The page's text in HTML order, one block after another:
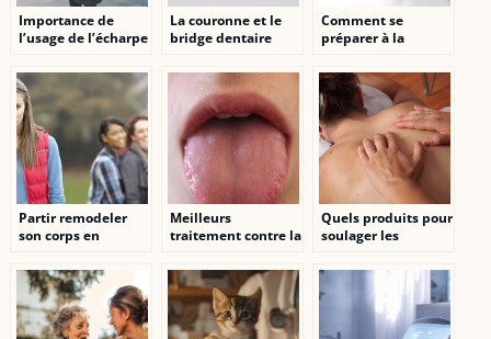
Importance de
l’usage de l’écharpe
nœud et conseils de
choix
La couronne et le
bridge dentaire
Comment se
préparer à la
plastique ?
Partir remodeler
son corps en
Meilleurs
traitement contre la
langue
Quels produits pour
soulager les
musculaires ?